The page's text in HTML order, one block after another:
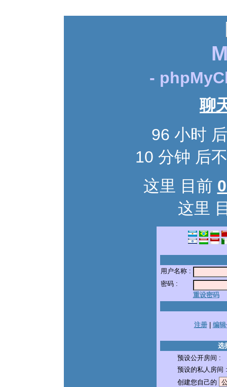
-
聊
96 小时
10 分钟 后
这里 目前
这里
用户名称 :
密码 :
重设密码
注册| 编
选
预设公开房间 :
预设的私人房间 :
创建您自己的